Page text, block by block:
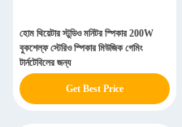
হোম থিয়েটার স্টুডিও মনিটর স্পিকার 200W
বুকশেল্ফ স্টেরিও স্পিকার মিউজিক গেমিং
টার্নটেবিলের জন্য
Get Best Price